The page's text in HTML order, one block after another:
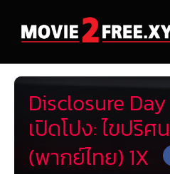
Disclosure
เปิดโปง: ไขปริศ
(พากย์ไทย) 1X